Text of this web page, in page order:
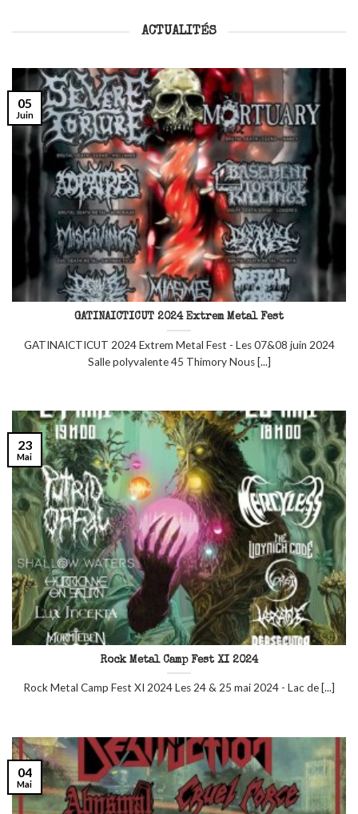
ACTUALITÉS
GATINAICTICUT 2024 Extrem Metal Fest
GATINAICTICUT 2024 Extrem Metal Fest - Les 07&08 juin 2024
Salle polyvalente 45 Thimory Nous [...]
05
Juin
Rock Metal Camp Fest XI 2024
Rock Metal Camp Fest XI 2024 Les 24 & 25 mai 2024 - Lac de [...]
23
Mai
04
Mai